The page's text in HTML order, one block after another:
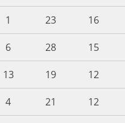
1 23
16
6 28
15
13 19
12
4 21
12